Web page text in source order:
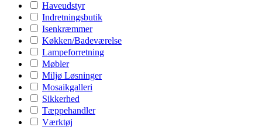
Haveudstyr
Indretningsbutik
Isenkræmmer
Køkken/Badeværelse
Lampeforretning
Møbler
Miljø Løsninger
Mosaikgalleri
Sikkerhed
Tæppehandler
Værktøj